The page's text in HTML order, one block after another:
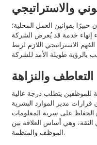
والاستراتيجي
بقوانين العمل المحلية؛
إنهاء خدمة قد يُعرض الشركة
الاستراتيجي اللازم لربط
التعاطف والنزاهة
للموظفين يتطلب درجة عالية
مدير الموارد البشرية
الحفاظ على سرية المعلومات
الثقة، وهي أساس العلاقة بين
الموظف والمنظمة.